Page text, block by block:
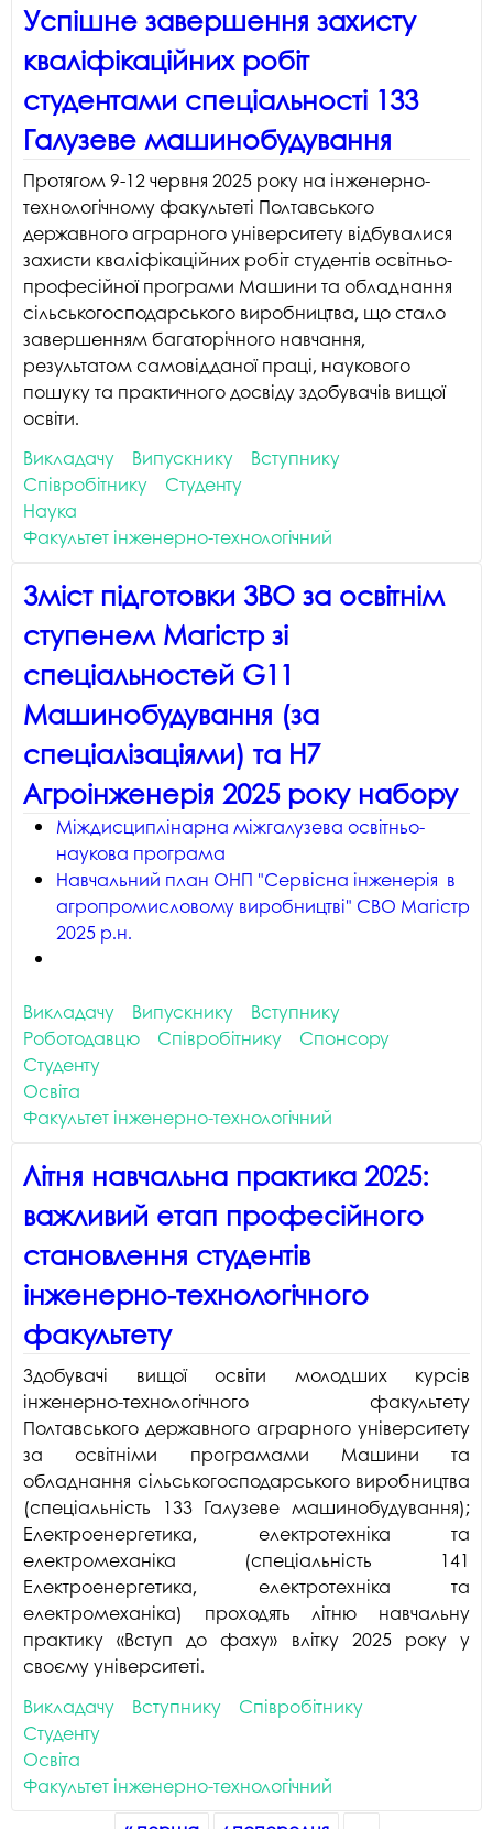
Успішне завершення захисту
кваліфікаційних робіт
студентами спеціальності 133
Галузеве машинобудування
Протягом 9-12 червня 2025 року на інженерно-
технологічному факультеті Полтавського
державного аграрного університету відбувалися
захисти кваліфікаційних робіт студентів освітньо-
професійної програми Машини та обладнання
сільськогосподарського виробництва, що стало
завершенням багаторічного навчання,
результатом самовідданої праці, наукового
пошуку та практичного досвіду здобувачів вищої
освіти.
Викладачу
Випускнику
Вступнику
Співробітнику
Студенту
Наука
Факультет інженерно-технологічний
Зміст підготовки ЗВО за освітнім
ступенем Магістр зі
спеціальностей G11
Машинобудування (за
спеціалізаціями) та H7
Агроінженерія 2025 року набору
Міждисциплінарна міжгалузева освітньо-
наукова програма
Навчальний план ОНП "Сервісна інженерія в
агропромисловому виробництві" СВО Магістр
2025 р.н.
Викладачу Випускнику
Вступнику
Роботодавцю
Співробітнику
Спонсору
Студенту
Освіта
Факультет інженерно-технологічний
Літня навчальна практика 2025:
важливий етап професійного
становлення студентів
інженерно-технологічного
факультету
Здобувачі вищої освіти молодших курсів
інженерно-технологічного факультету
Полтавського державного аграрного університету
за освітніми програмами Машини та
обладнання сільськогосподарського виробництва
(спеціальність 133 Галузеве машинобудування);
Електроенергетика, електротехніка та
електромеханіка (спеціальність 141
Електроенергетика, електротехніка та
електромеханіка) проходять літню навчальну
практику «Вступ до фаху» влітку 2025 року у
своєму університеті.
Викладачу
Вступнику
Співробітнику
Студенту
Освіта
Факультет інженерно-технологічний